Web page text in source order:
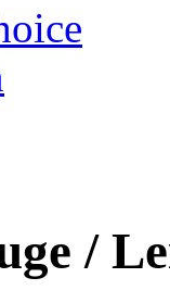
/